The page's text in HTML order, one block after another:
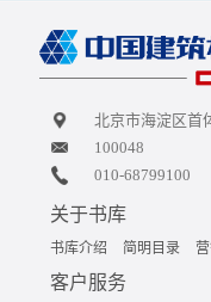
北京市海淀区首
100048
010-68799100
关于书库
书库介绍 简明目录
客户服务